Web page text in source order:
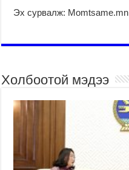
Эх сурвалж: Momtsame.mn
Холбоотой мэдээ